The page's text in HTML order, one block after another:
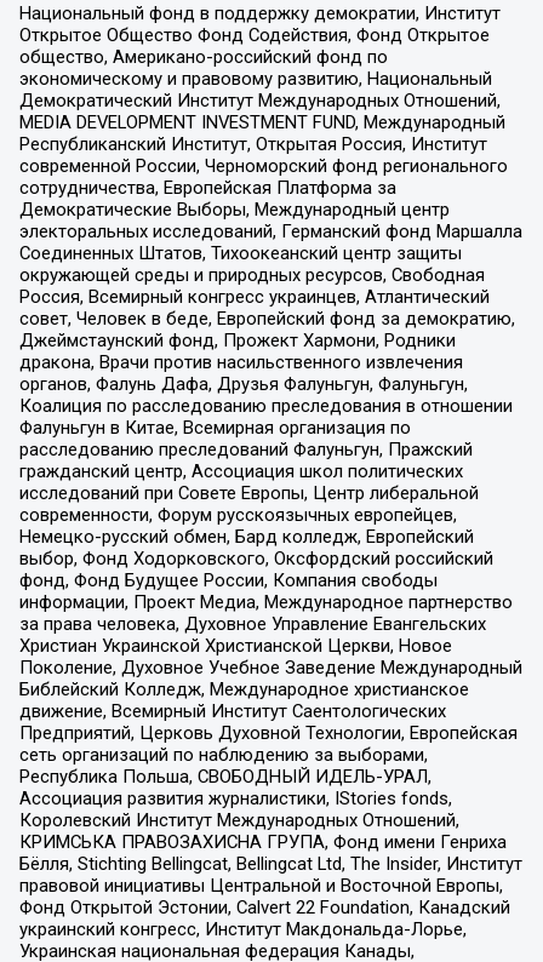
Национальный фонд в поддержку демократии, Институт
Открытое Общество Фонд Содействия, Фонд Открытое
общество, Американо-российский фонд по
экономическому и правовому развитию, Национальный
Демократический Институт Международных Отношений,
MEDIA DEVELOPMENT INVESTMENT FUND, Международный
Республиканский Институт, Открытая Россия, Институт
современной России, Черноморский фонд регионального
сотрудничества, Европейская Платформа за
Демократические Выборы, Международный центр
электоральных исследований, Германский фонд Маршалла
Соединенных Штатов, Тихоокеанский центр защиты
окружающей среды и природных ресурсов, Свободная
Россия, Всемирный конгресс украинцев, Атлантический
совет, Человек в беде, Европейский фонд за демократию,
Джеймстаунский фонд, Прожект Хармони, Родники
дракона, Врачи против насильственного извлечения
органов, Фалунь Дафа, Друзья Фалуньгун, Фалуньгун,
Коалиция по расследованию преследования в отношении
Фалуньгун в Китае, Всемирная организация по
расследованию преследований Фалуньгун, Пражский
гражданский центр, Ассоциация школ политических
исследований при Совете Европы, Центр либеральной
современности, Форум русскоязычных европейцев,
Немецко-русский обмен, Бард колледж, Европейский
выбор, Фонд Ходорковского, Оксфордский российский
фонд, Фонд Будущее России, Компания свободы
информации, Проект Медиа, Международное партнерство
за права человека, Духовное Управление Евангельских
Христиан Украинской Христианской Церкви, Новое
Поколение, Духовное Учебное Заведение Международный
Библейский Колледж, Международное христианское
движение, Всемирный Институт Саентологических
Предприятий, Церковь Духовной Технологии, Европейская
сеть организаций по наблюдению за выборами,
Республика Польша, СВОБОДНЫЙ ИДЕЛЬ-УРАЛ,
Ассоциация развития журналистики, IStories fonds,
Королевский Институт Международных Отношений,
КРИМСЬКА ПРАВОЗАХИСНА ГРУПА, Фонд имени Генриха
Бёлля, Stichting Bellingcat, Bellingcat Ltd, The Insider, Институт
правовой инициативы Центральной и Восточной Европы,
Фонд Открытой Эстонии, Calvert 22 Foundation, Канадский
украинский конгресс, Институт Макдональда-Лорье,
Украинская национальная федерация Канады,